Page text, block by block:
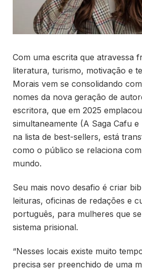
Com uma escrita que atravessa
literatura, turismo, motivação e
Morais vem se consolidando
nomes da nova geração de
escritora, que em 2025
simultaneamente (A Saga Cafu e
na lista de best-sellers, está
como o público se relaciona
mundo.
Seu mais novo desafio é criar
leituras, oficinas de redações e
português, para mulheres que
sistema prisional.
“Nesses locais existe muito
precisa ser preenchido de uma